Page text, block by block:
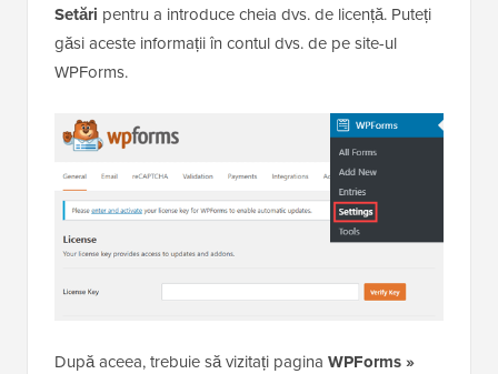
Setări pentru a introduce cheia dvs. de licență. Puteți
găsi aceste informații în contul dvs. de pe site-ul
WPForms.
După aceea, trebuie să vizitați pagina WPForms »